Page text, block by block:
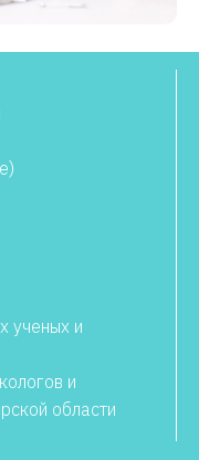
ученых и
и
области